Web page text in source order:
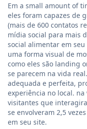
Em a small amount of
eles foram capazes de
(mais de 600 contatos
mídia social para mais
social alimentar em
uma forma visual de
como eles são landing
se parecem na vida
adequada e perfeita,
experiência no local.
visitantes que
se envolveram 2,5
em seu site.